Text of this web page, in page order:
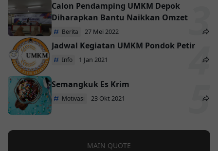
Calon Pendamping UMKM Depok
Diharapkan Bantu Naikkan Omzet
Berita 27 Mei 2022
Jadwal Kegiatan UMKM Pondok Petir
Info 1 Jan 2021
Semangkuk Es Krim
Motivasi 23 Okt 2021
MAIN QUOTE